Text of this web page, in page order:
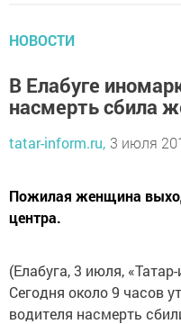
НОВОСТИ
В Елабуге
насмерть сбила
tatar-inform.ru, 3 июля
Пожилая женщина
центра.
(Елабуга, 3 июля,
Сегодня около 9 часов
водителя насмерть